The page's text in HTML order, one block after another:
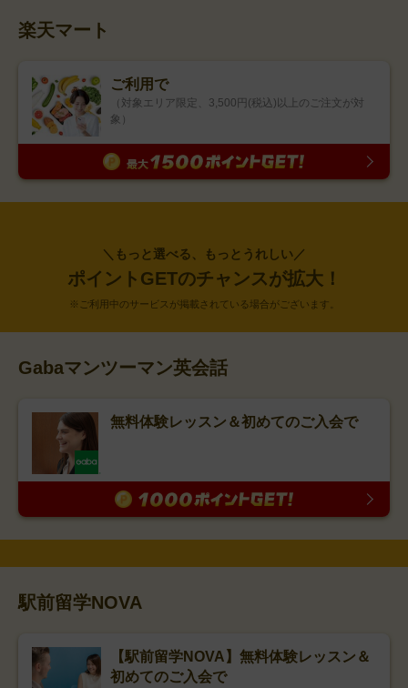
楽天マート
ご利用で
（対象エリア限定、3,500円(税込)以上のご注文が対
象）
＼もっと選べる、もっとうれしい／
ポイントGETのチャンスが拡大！
※ご利用中のサービスが掲載されている場合がございます。
Gabaマンツーマン英会話
無料体験レッスン＆初めてのご入会で
駅前留学NOVA
【駅前留学NOVA】無料体験レッスン＆
初めてのご入会で